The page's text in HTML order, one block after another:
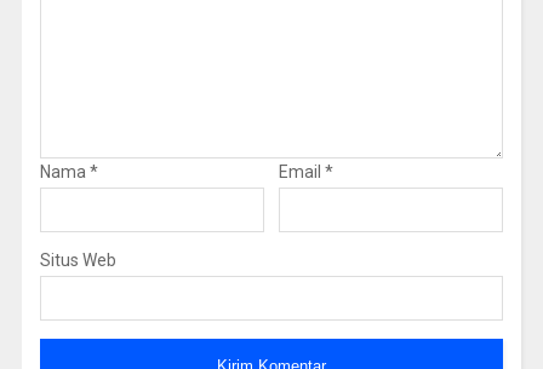
Nama * Email *
Situs Web